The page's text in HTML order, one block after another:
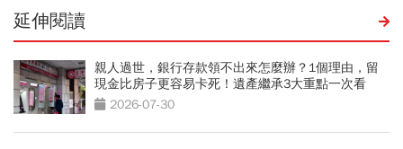
延伸閱讀
親人過世，銀行存款領不出來怎麼辦？1個理由，留
現金比房子更容易卡死！遺產繼承3大重點一次看
2026-07-30